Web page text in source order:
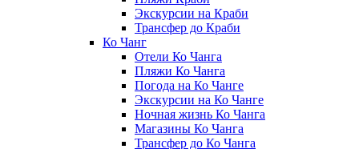
Экскурсии на Краби
Трансфер до Краби
Ко Чанг
Отели Ко Чанга
Пляжи Ко Чанга
Погода на Ко Чанге
Экскурсии на Ко Чанге
Ночная жизнь Ко Чанга
Магазины Ко Чанга
Трансфер до Ко Чанга